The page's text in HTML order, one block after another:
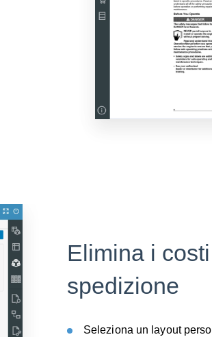
Elimina i
spedizione
Seleziona un layout